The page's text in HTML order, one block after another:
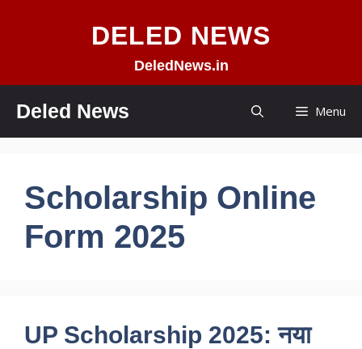
DELED NEWS
DeledNews.in
Deled News Menu
Scholarship Online
Form 2025
UP Scholarship 2025: नया